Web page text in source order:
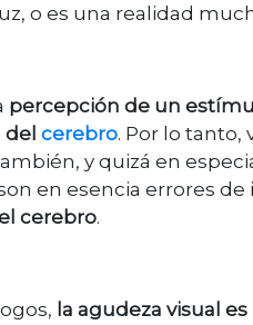
o es una realidad
percepción de un
cerebro. Por lo tanto,
y quizá en
en esencia errores
cerebro.
la agudeza visual